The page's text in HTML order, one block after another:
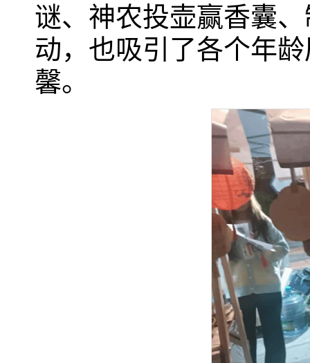
谜、神农投壶赢香囊
动，也吸引了各个年
馨。